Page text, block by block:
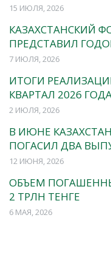
15 ИЮЛЯ, 2026
КАЗАХСТАНСКИЙ
ПРЕДСТАВИЛ
7 ИЮЛЯ, 2026
ИТОГИ
КВАРТАЛ 2026
2 ИЮЛЯ, 2026
В ИЮНЕ
ПОГАСИЛ ДВА
12 ИЮНЯ, 2026
ОБЪЕМ
2 ТРЛН ТЕНГЕ
6 МАЯ, 2026